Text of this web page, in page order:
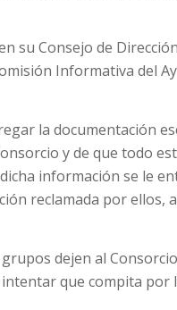
su Consejo de
Informativa del
la documentación
y de que todo
información se le
reclamada por ellos,
dejen al
que compita por